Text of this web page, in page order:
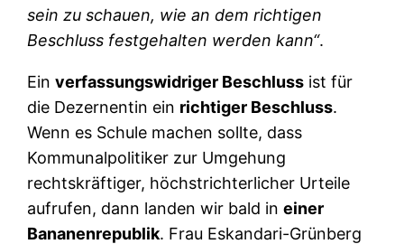
sein zu schauen, wie an dem richtigen
Beschluss festgehalten werden kann“.
Einverfassungswidriger Beschluss ist für
die Dezernentin ein richtiger Beschluss.
Wenn es Schule machen sollte, dass
Kommunalpolitiker zur Umgehung
rechtskräftiger, höchstrichterlicher Urteile
aufrufen, dann landen wir bald ineiner
Bananenrepublik. Frau Eskandari-Grünberg